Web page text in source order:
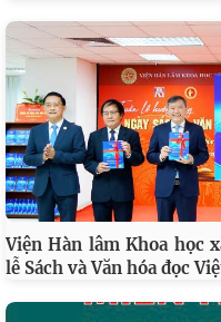
Viện Hàn lâm Khoa học
lễ Sách và Văn hóa đọc